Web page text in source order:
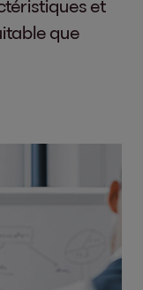
et
que